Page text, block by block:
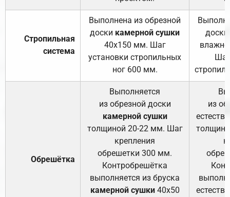
Стропильная
система
Выполнена из обрезной
доски камерной сушки
40х150 мм. Шаг
установки стропильных
ног 600 мм.
доски
Обрешётка
Выполняется
из обрезной доски
камерной сушки
толщиной 20-22 мм. Шаг
крепления
обрешетки 300 мм.
Контробрешётка
выполняется из бруска
камерной сушки40х50
из